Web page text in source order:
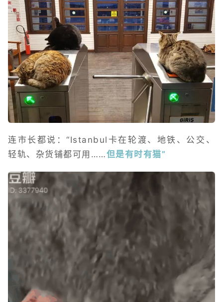
连市长都说：“Istanbul卡在轮渡、地铁、公交、
轻轨、杂货铺都可用……但是有时有猫”